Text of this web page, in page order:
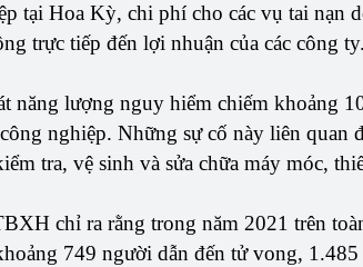
tại Hoa Kỳ, chi phí cho các vụ tai nạn
trực tiếp đến lợi nhuận của các công
năng lượng nguy hiểm chiếm khoảng
nghiệp. Những sự cố này liên quan
tra, vệ sinh và sửa chữa máy móc,
chỉ ra rằng trong năm 2021 trên
749 người dẫn đến tử vong,